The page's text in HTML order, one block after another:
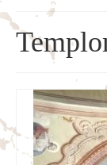
PÁLYÁZAT